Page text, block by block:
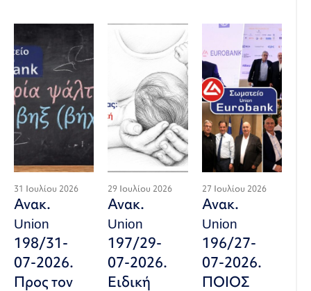
31 Ιουλίου 2026
Ανακ.
Union
198/31-
07-2026.
Προς τον
29 Ιουλίου 2026
Ανακ.
Union
197/29-
07-2026.
Ειδική
27 Ιουλίου 2026
Ανακ.
Union
196/27-
07-2026.
ΠΟΙΟΣ